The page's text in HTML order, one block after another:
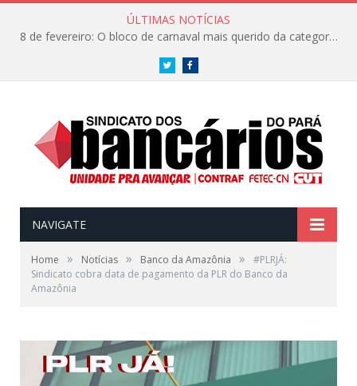
ÚLTIMAS NOTÍCIAS
8 de fevereiro: O bloco de carnaval mais querido da categoria já tem data. Vem pro CarnaBancários 2025!
Twitter
NAVIGATE
Home » Notícias » Banco da Amazônia »
#PLRJÁ:
Sindicato cobra data de pagamento da PLR do Banco da
Amazônia